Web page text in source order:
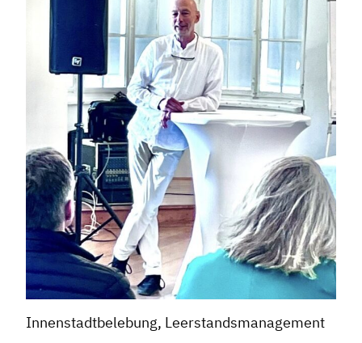
Innenstadtbelebung, Leerstandsmanagement